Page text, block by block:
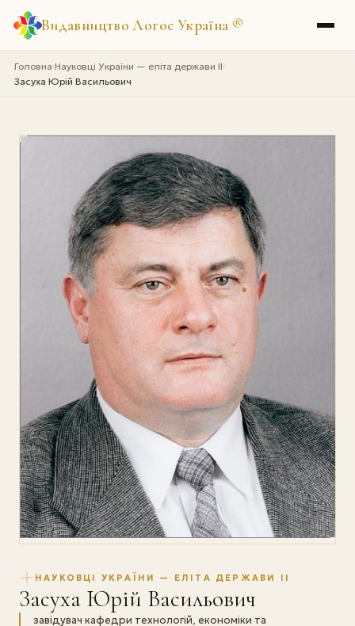
Видавництво Логос Україна ®
Головна›Науковці України — еліта держави II›
Засуха Юрій Васильович
НАУКОВЦІ УКРАЇНИ — ЕЛІТА ДЕРЖАВИ II
Засуха Юрій Васильович
завідувач кафедри технологій, економіки та